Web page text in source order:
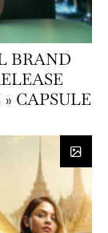
BRAND
CAPSULE